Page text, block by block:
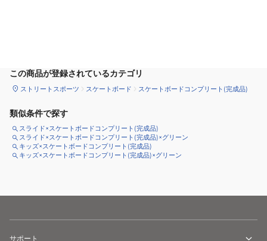
この商品が登録されているカテゴリ
ストリートスポーツ スケートボード スケートボードコンプリート(完成品)
類似条件で探す
スライド×スケートボードコンプリート(完成品)
スライド×スケートボードコンプリート(完成品)×グリーン
キッズ×スケートボードコンプリート(完成品)
キッズ×スケートボードコンプリート(完成品)×グリーン
サポート